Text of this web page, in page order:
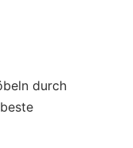
durch